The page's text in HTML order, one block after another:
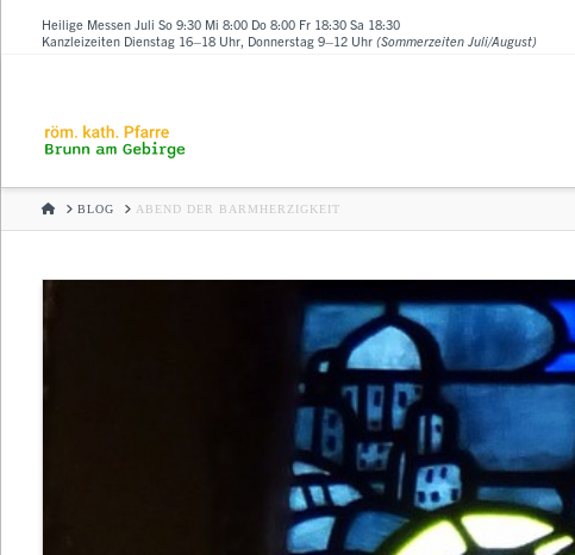
Heilige Messen Juli So 9:30 Mi 8:00 Do 8:00 Fr 18:30 Sa 18:30
Kanzleizeiten Dienstag 16–18 Uhr, Donnerstag 9–12 Uhr (Sommerzeiten Juli/August)
HOMEBLOG ABEND DER BARMHERZIGKEIT